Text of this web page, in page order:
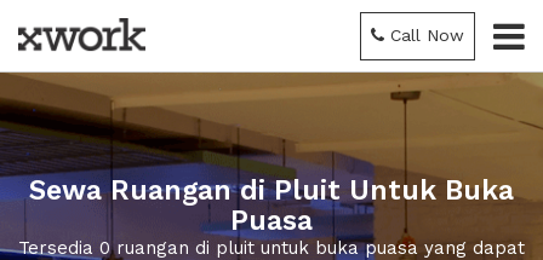
Call Now
Sewa Ruangan di Pluit Untuk Buka
Puasa
Tersedia 0 ruangan di pluit untuk buka puasa yang dapat